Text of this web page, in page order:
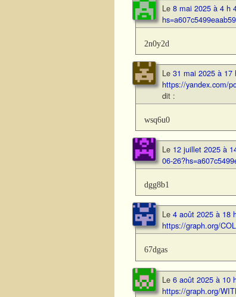
Le 8 mai 2025 à 4 h
2n0y2d
Le 31 mai 2025 à 17
https://yandex.com/
dit :
wsq6u0
Le 12 juillet 2025 à
06-
dgg8b1
Le 4 août 2025 à 18
https://graph.org/
67dgas
Le 6 août 2025 à 10
https://graph.org/